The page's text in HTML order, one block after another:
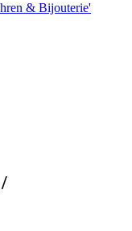
& Bijouterie'